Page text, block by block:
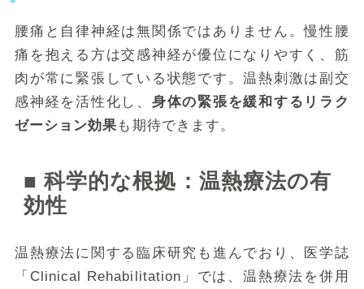
腰痛と自律神経は無関係ではありません。慢性腰
痛を抱える方は交感神経が優位になりやすく、筋
肉が常に緊張している状態です。温熱刺激は副交
感神経を活性化し、 身体の緊張を緩和するリラク
ゼーション効果 も期待できます。
■ 科学的な根拠：温熱療法の有
効性
温熱療法に関する臨床研究も進んでおり、医学誌
「Clinical Rehabilitation」では、温熱療法を併用